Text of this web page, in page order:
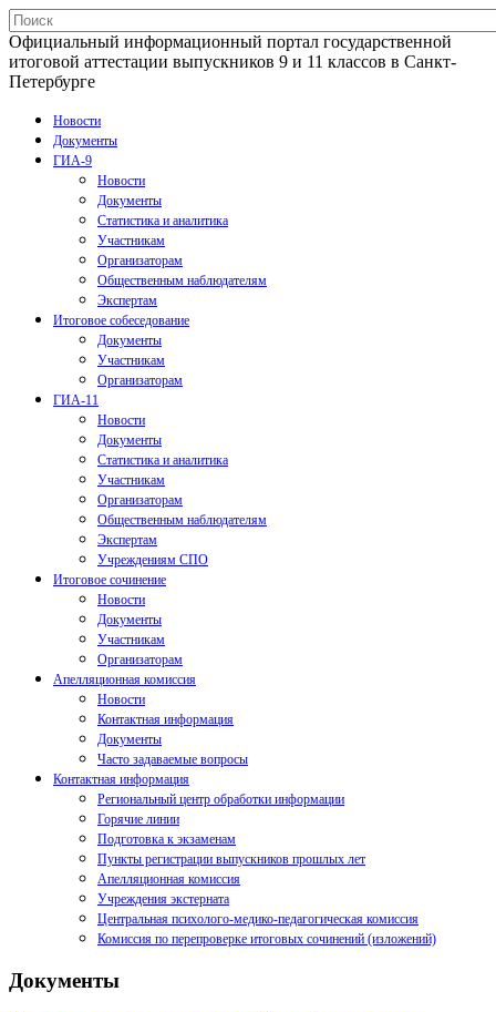
Официальный информационный портал государственной
итоговой аттестации выпускников 9 и 11 классов в Санкт-
Петербурге
Новости
Документы
ГИА-9
Новости
Документы
Статистика и аналитика
Участникам
Организаторам
Общественным наблюдателям
Экспертам
Итоговое собеседование
Документы
Участникам
Организаторам
ГИА-11
Новости
Документы
Статистика и аналитика
Участникам
Организаторам
Общественным наблюдателям
Экспертам
Учреждениям СПО
Итоговое сочинение
Новости
Документы
Участникам
Организаторам
Апелляционная комиссия
Новости
Контактная информация
Документы
Часто задаваемые вопросы
Контактная информация
Региональный центр обработки информации
Горячие линии
Подготовка к экзаменам
Пункты регистрации выпускников прошлых лет
Апелляционная комиссия
Учреждения экстерната
Центральная психолого-медико-педагогическая комиссия
Комиссия по перепроверке итоговых сочинений (изложений)
Документы